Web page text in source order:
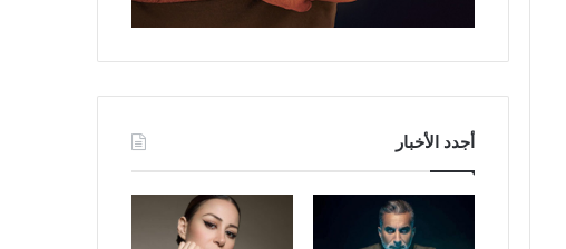
أجدد الأخبار